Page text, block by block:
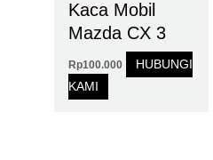
Kaca Mobil
Mazda CX 3
Rp100.000
HUBUNGI
KAMI